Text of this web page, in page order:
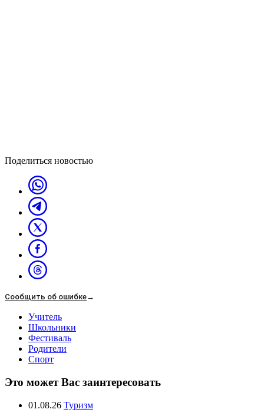
Поделиться новостью
Сообщить об ошибке→
Учитель
Школьники
Фестиваль
Родители
Спорт
Это может Вас заинтересовать
01.08.26 Туризм